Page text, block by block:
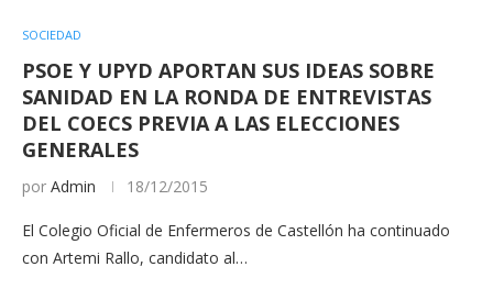
SOCIEDAD
PSOE Y UPYD APORTAN SUS IDEAS SOBRE
SANIDAD EN LA RONDA DE ENTREVISTAS
DEL COECS PREVIA A LAS ELECCIONES
GENERALES
por Admin 18/12/2015
El Colegio Oficial de Enfermeros de Castellón ha continuado
con Artemi Rallo, candidato al…